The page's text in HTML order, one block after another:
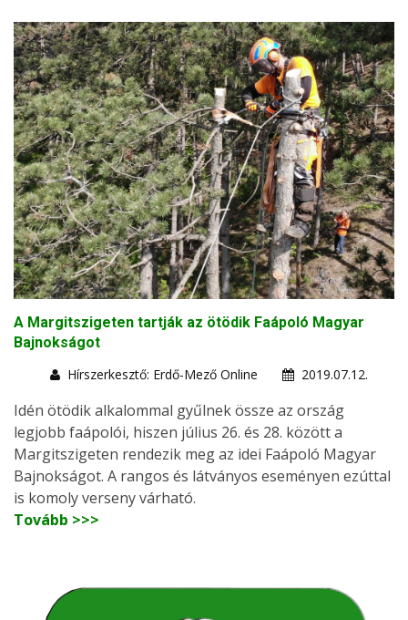
A Margitszigeten tartják az ötödik Faápoló Magyar
Bajnokságot
Hírszerkesztő: Erdő-Mező Online
2019.07.12.
Idén ötödik alkalommal gyűlnek össze az ország
legjobb faápolói, hiszen július 26. és 28. között a
Margitszigeten rendezik meg az idei Faápoló Magyar
Bajnokságot. A rangos és látványos eseményen ezúttal
is komoly verseny várható.
Tovább >>>